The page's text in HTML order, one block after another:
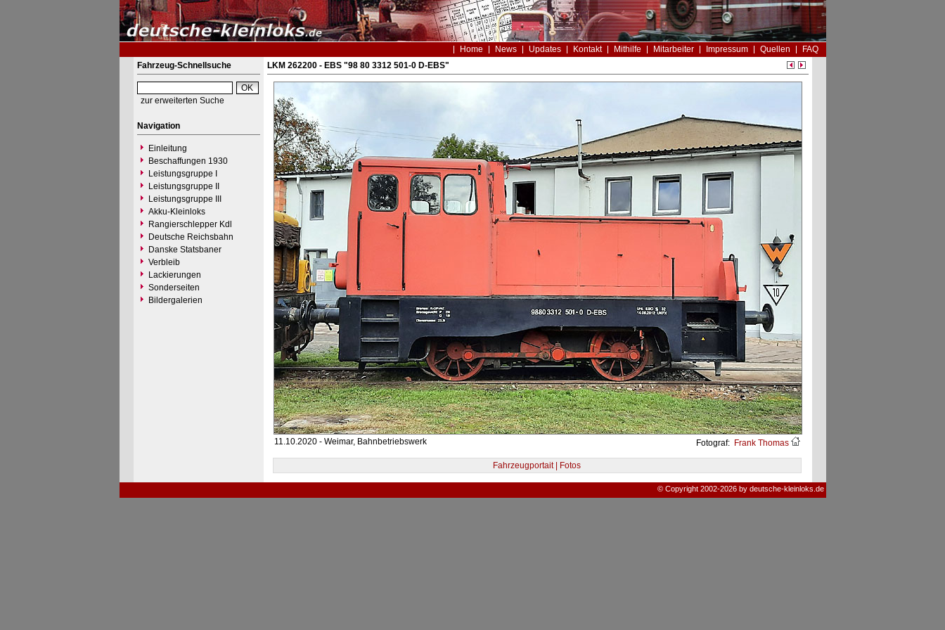
Home News Updates Kontakt Mithilfe Mitarbeiter Impressum Quellen
FAQ
Fahrzeug-Schnellsuche
zur erweiterten Suche
Navigation
Einleitung
Beschaffungen 1930
Leistungsgruppe I
Leistungsgruppe II
Leistungsgruppe III
Akku-Kleinloks
Rangierschlepper Kdl
Deutsche Reichsbahn
Danske Statsbaner
Verbleib
Lackierungen
Sonderseiten
Bildergalerien
LKM 262200 - EBS "98 80 3312 501-0 D-EBS"
11.10.2020 - Weimar, Bahnbetriebswerk Fotograf: Frank Thomas
Fahrzeugportait | Fotos
© Copyright 2002-2026 by deutsche-kleinloks.de